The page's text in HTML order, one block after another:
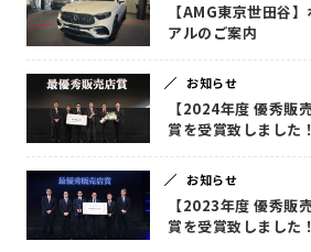
【AMG東京世田谷
アルのご案内
お知らせ
【2024年度 優秀販
賞を受賞致しました！
お知らせ
【2023年度 優秀販
賞を受賞致しました！